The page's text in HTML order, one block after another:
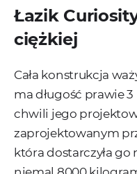
Łazik
ciężkiej
Cała konstrukcja
ma długość prawie
chwili jego
zaprojektowanym
która dostarczyła go